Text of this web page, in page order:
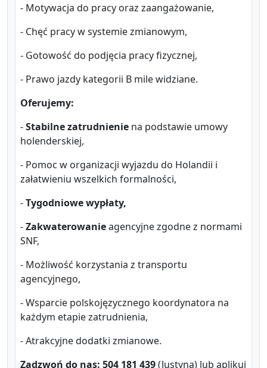
- Motywacja do pracy oraz zaangażowanie,
- Chęć pracy w systemie zmianowym,
- Gotowość do podjęcia pracy fizycznej,
- Prawo jazdy kategorii B mile widziane.
Oferujemy:
-Stabilne zatrudnienie na podstawie umowy
holenderskiej,
- Pomoc w organizacji wyjazdu do Holandii i
załatwieniu wszelkich formalności,
-Tygodniowe wypłaty,
-Zakwaterowanieagencyjne zgodne z normami
SNF,
- Możliwość korzystania z transportu
agencyjnego,
- Wsparcie polskojęzycznego koordynatora na
każdym etapie zatrudnienia,
- Atrakcyjne dodatki zmianowe.
Zadzwoń do nas: 504 181 439(Justyna) lub aplikuj